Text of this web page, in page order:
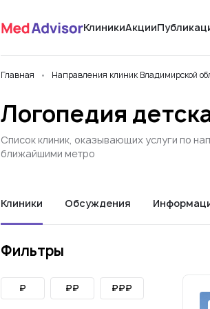
КлиникиАкции
Главная Направления клиник Владимирской
Логопедия
Список клиник, оказывающих услуги по
ближайшими метро
Клиники Обсуждения
Фильтры
₽ ₽₽ ₽₽₽